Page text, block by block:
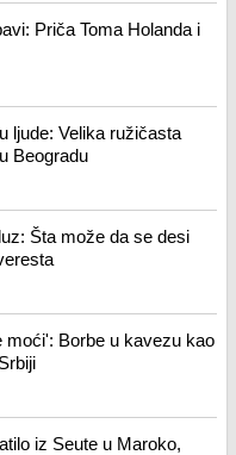
Priča Toma Holanda i
ljude: Velika ružičasta
Beogradu
Šta može da se desi
moći': Borbe u kavezu kao
iz Seute u Maroko,